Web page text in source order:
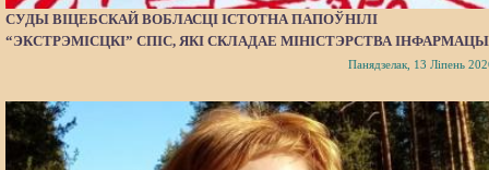
СУДЫ ВІЦЕБСКАЙ ВОБЛАСЦІ ІСТОТНА ПАПОЎНІЛІ
“ЭКСТРЭМІСЦКІ” СПІС, ЯКІ СКЛАДАЕ МІНІСТЭРСТВА
Панядзелак, 13 Ліпень